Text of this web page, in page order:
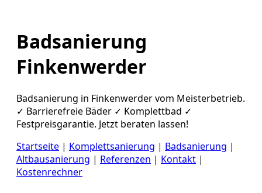
Badsanierung
Finkenwerder
Badsanierung in Finkenwerder vom Meisterbetrieb.
✓ Barrierefreie Bäder ✓ Komplettbad ✓
Festpreisgarantie. Jetzt beraten lassen!
Startseite | Komplettsanierung | Badsanierung |
Altbausanierung | Referenzen | Kontakt |
Kostenrechner